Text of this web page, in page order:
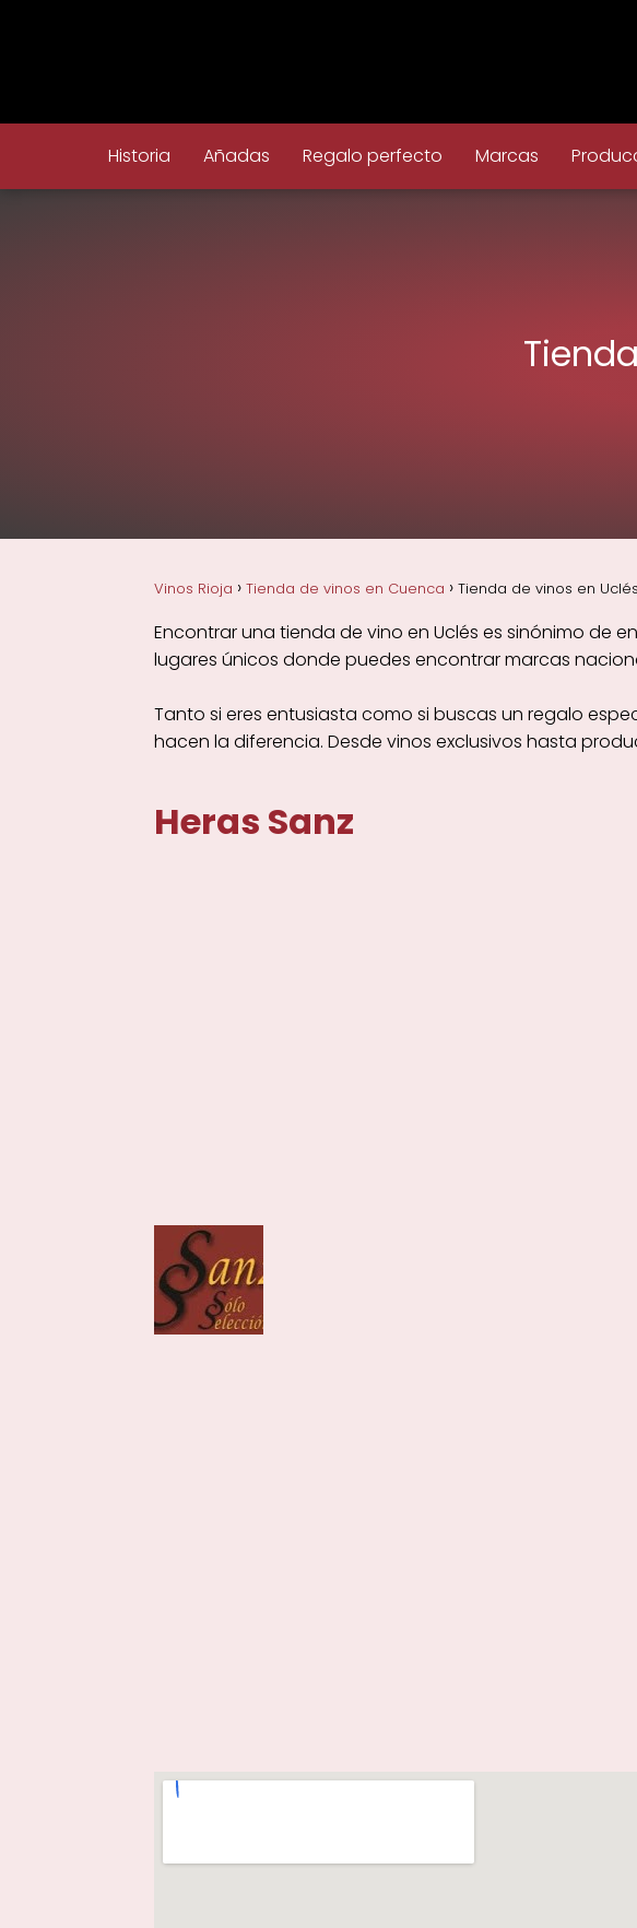
Historia Añadas Regalo perfecto Marcas
Vinos Rioja Tienda de vinos en Cuenca Tienda de vinos en Uclés
Encontrar una tienda de vino en Uclés es sinónimo de
lugares únicos donde puedes encontrar marcas
Tanto si eres entusiasta como si buscas un regalo
hacen la diferencia. Desde vinos exclusivos hasta
Heras Sanz